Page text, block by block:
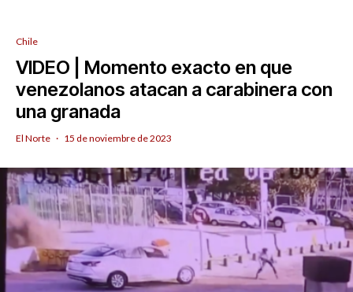
Chile
VIDEO | Momento exacto en que
venezolanos atacan a carabinera con
una granada
El Norte · 15 de noviembre de 2023